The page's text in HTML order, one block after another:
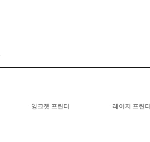
· 잉크젯 프린터 · 레이저 프린